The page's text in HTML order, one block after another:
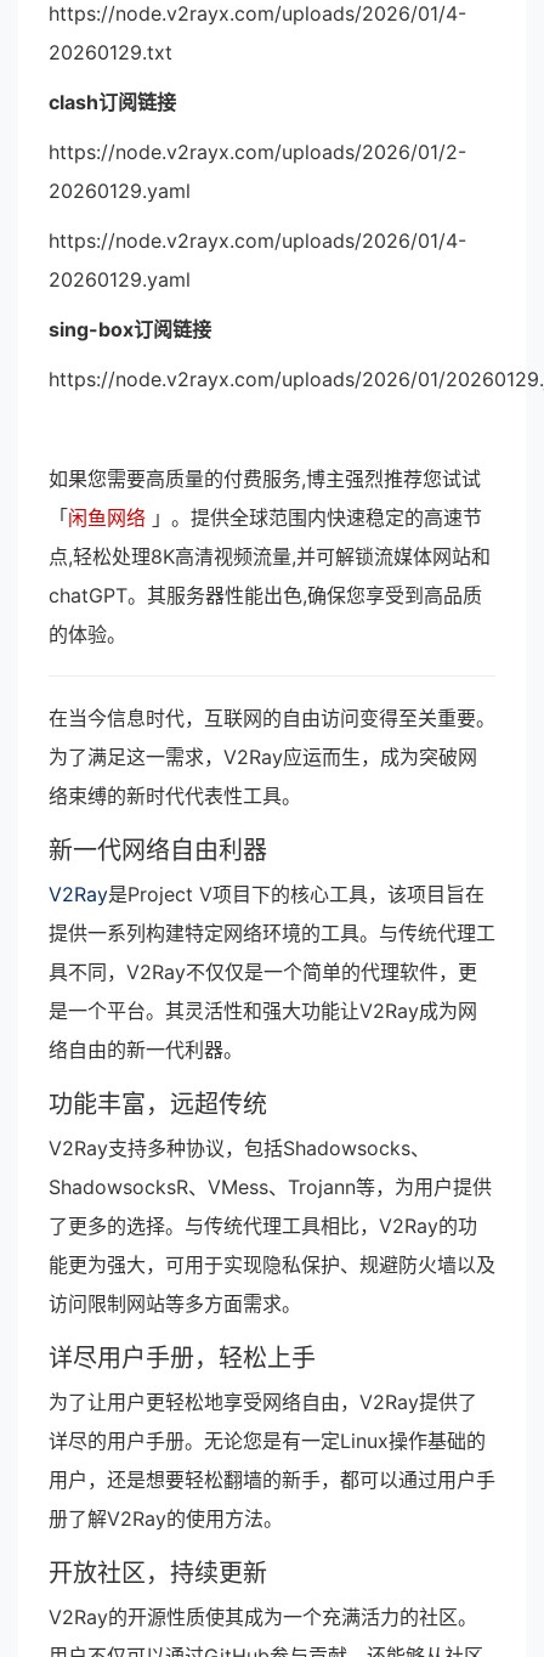
https://node.v2rayx.com/uploads/2026/01/4-
20260129.txt
clash订阅链接
https://node.v2rayx.com/uploads/2026/01/2-
20260129.yaml
https://node.v2rayx.com/uploads/2026/01/4-
20260129.yaml
sing-box订阅链接
https://node.v2rayx.com/uploads/2026/01/
如果您需要高质量的付费服务,博主强烈推荐您试试
「 闲鱼网络 」。提供全球范围内快速稳定的高速节
点,轻松处理8K高清视频流量,并可解锁流媒体网站和
chatGPT。其服务器性能出色,确保您享受到高品质
的体验。
在当今信息时代，互联网的自由访问变得至关重要。
为了满足这一需求，V2Ray应运而生，成为突破网
络束缚的新时代代表性工具。
新一代网络自由利器
V2Ray是Project V项目下的核心工具，该项目旨在
提供一系列构建特定网络环境的工具。与传统代理工
具不同，V2Ray不仅仅是一个简单的代理软件，更
是一个平台。其灵活性和强大功能让V2Ray成为网
络自由的新一代利器。
功能丰富，远超传统
V2Ray支持多种协议，包括Shadowsocks、
ShadowsocksR、VMess、Trojann等，为用户提供
了更多的选择。与传统代理工具相比，V2Ray的功
能更为强大，可用于实现隐私保护、规避防火墙以及
访问限制网站等多方面需求。
详尽用户手册，轻松上手
为了让用户更轻松地享受网络自由，V2Ray提供了
详尽的用户手册。无论您是有一定Linux操作基础的
用户，还是想要轻松翻墙的新手，都可以通过用户手
册了解V2Ray的使用方法。
开放社区，持续更新
V2Ray的开源性质使其成为一个充满活力的社区。